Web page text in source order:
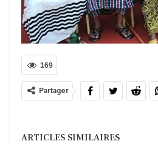
169
Partager
ARTICLES SIMILAIRES